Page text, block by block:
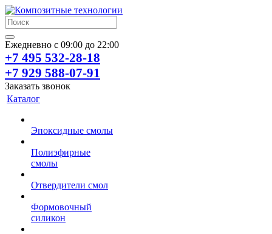
Ежедневно с 09:00 до 22:00
+7 495 532-28-18
+7 929 588-07-91
Заказать звонок
Каталог
Эпоксидные смолы
Полиэфирные
смолы
Отвердители смол
Формовочный
силикон